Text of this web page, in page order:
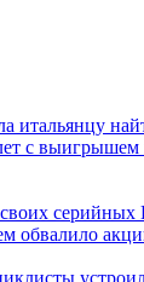
итальянцу
с
серийных
обвалило